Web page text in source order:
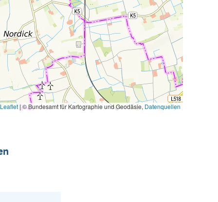
|© Bundesamt für Kartographie und Geodäsie, Datenquellen